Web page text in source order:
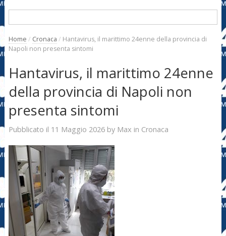
Home / Cronaca / Hantavirus, il marittimo 24enne della provincia di
Napoli non presenta sintomi
Hantavirus, il marittimo 24enne
della provincia di Napoli non
presenta sintomi
Pubblicato il 11 Maggio 2026by Max in Cronaca